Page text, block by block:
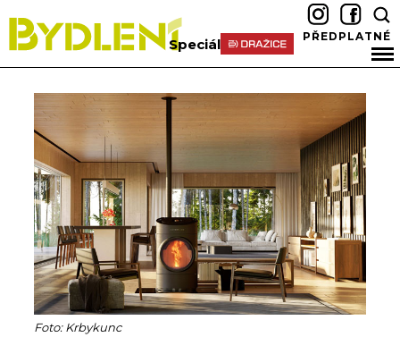
Speciál PŘEDPLATNÉ
Foto: Krbykunc